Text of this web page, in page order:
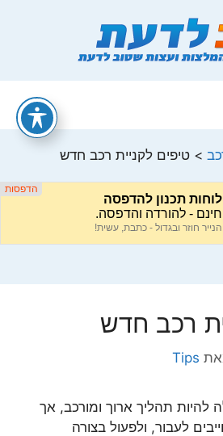
> טיפים לקניית רכב חדש
רכב חדש
Tips
להיות תהליך ארוך ומורכב, אך
לעבור, ולפעול בצורה